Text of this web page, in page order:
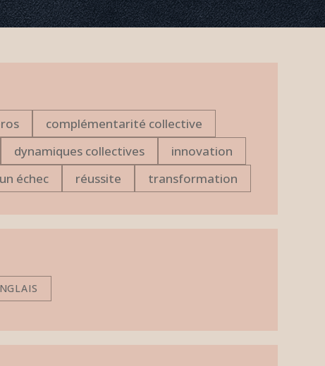
complémentarité collective
dynamiques collectives
innovation
échec
réussite transformation